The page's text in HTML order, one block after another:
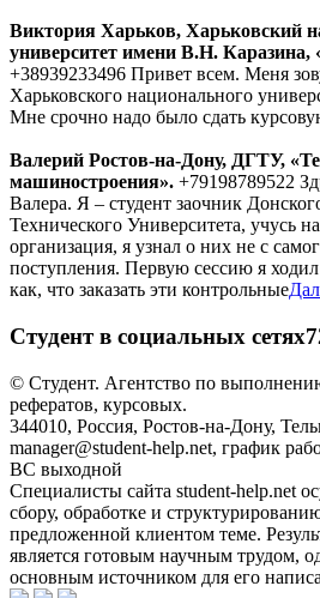
Виктория Харьков, Харьковский
университет имени В.Н. Каразина,
+38939233496 Привет всем. Меня
Харьковского национального
Мне срочно надо было сдать
Валерий Ростов-на-Дону, ДГТУ,
машиностроения». +79198789522
Валера. Я – студент заочник
Технического Университета, учусь
организация, я узнал о них не с
поступления. Первую сессию я ходил
как, что заказать эти контрольные
Студент в социальных
© Студент. Агентство по
рефератов, курсовых.
344010, Россия, Ростов-на-Дону,
manager@student-help.net, график
ВС выходной
Специалисты сайта student-help.net
сбору, обработке и
предложенной клиентом теме.
является готовым научным трудом,
основным источником для его